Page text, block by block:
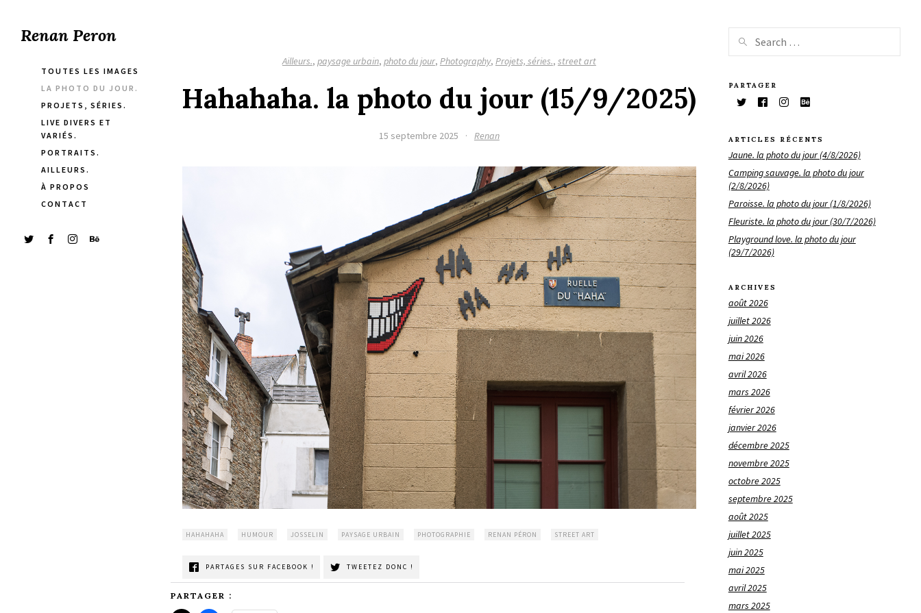
Renan Peron
TOUTES LES IMAGES
LA PHOTO DU JOUR.
PROJETS, SÉRIES.
LIVE DIVERS ET
VARIÉS.
PORTRAITS.
AILLEURS.
À PROPOS
CONTACT
Ailleurs., paysage urbain, photo du jour, Photography, Projets, séries., street art
Hahahaha. la photo du jour (15/9/2025)
15 septembre 2025 · Renan
HAHAHAHA HUMOUR JOSSELIN PAYSAGE URBAIN PHOTOGRAPHIE RENAN PÉRON STREET ART
PARTAGES SUR FACEBOOK ! TWEETEZ DONC !
PARTAGER :
PARTAGER
ARTICLES RÉCENTS
Jaune. la photo du jour (4/8/2026)
Camping sauvage. la photo du jour
(2/8/2026)
Paroisse. la photo du jour (1/8/2026)
Fleuriste. la photo du jour (30/7/2026)
Playground love. la photo du jour
(29/7/2026)
ARCHIVES
août 2026
juillet 2026
juin 2026
mai 2026
avril 2026
mars 2026
février 2026
janvier 2026
décembre 2025
novembre 2025
octobre 2025
septembre 2025
août 2025
juillet 2025
juin 2025
mai 2025
avril 2025
mars 2025